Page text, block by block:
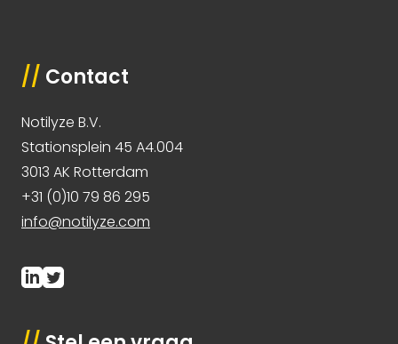
// Contact
Notilyze B.V.
Stationsplein 45 A4.004
3013 AK Rotterdam
+31 (0)10 79 86 295
info@notilyze.com